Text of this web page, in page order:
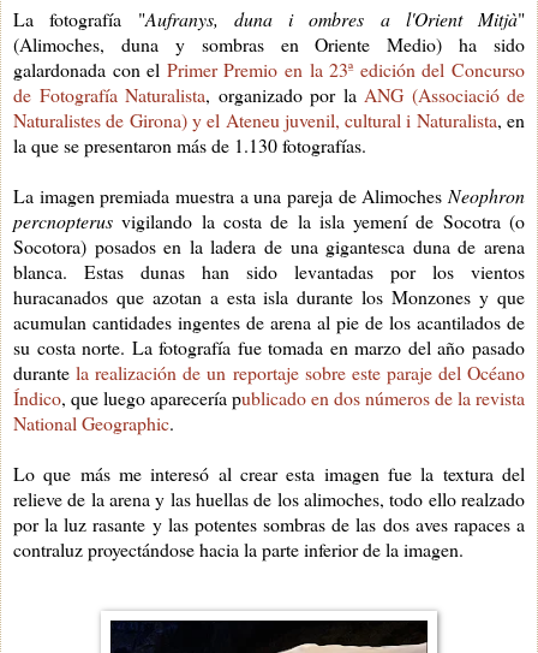
La fotografía "Aufranys, duna i ombres a l'Orient Mitjà"
(Alimoches, duna y sombras en Oriente Medio) ha sido
galardonada con el Primer Premio en la 23ª edición del Concurso
de Fotografía Naturalista, organizado por la ANG (Associació de
Naturalistes de Girona) y el Ateneu juvenil, cultural i Naturalista, en
la que se presentaron más de 1.130 fotografías.
La imagen premiada muestra a una pareja de Alimoches Neophron
percnopterus vigilando la costa de la isla yemení de Socotra (o
Socotora) posados en la ladera de una gigantesca duna de arena
blanca. Estas dunas han sido levantadas por los vientos
huracanados que azotan a esta isla durante los Monzones y que
acumulan cantidades ingentes de arena al pie de los acantilados de
su costa norte. La fotografía fue tomada en marzo del año pasado
durantela realización de un reportaje sobre este paraje del Océano
Índico, que luego aparecería publicado en dos números de la revista
National Geographic.
Lo que más me interesó al crear esta imagen fue la textura del
relieve de la arena y las huellas de los alimoches, todo ello realzado
por la luz rasante y las potentes sombras de las dos aves rapaces a
contraluz proyectándose hacia la parte inferior de la imagen.